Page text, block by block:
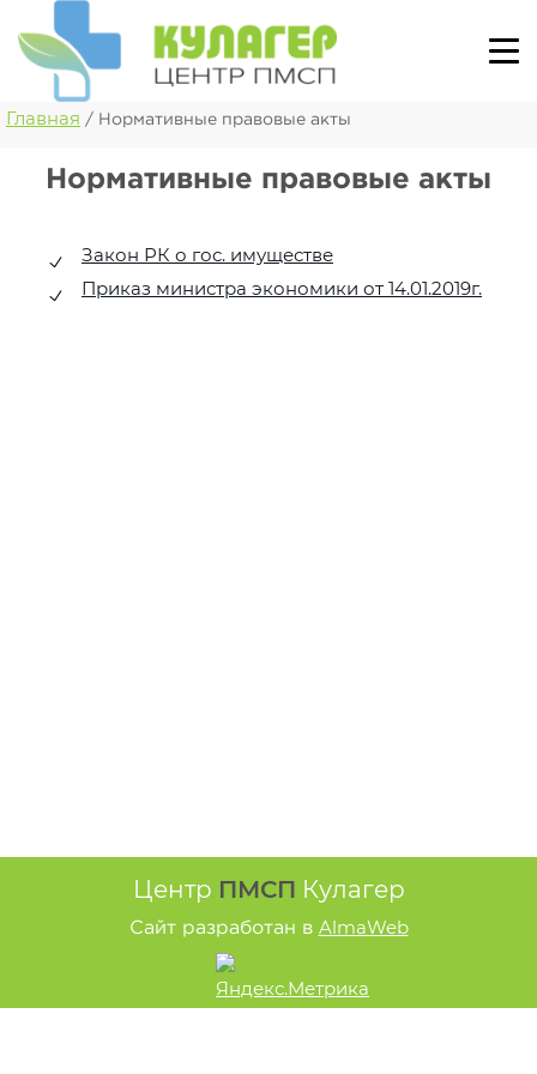
Главная / Нормативные правовые акты
Нормативные правовые акты
Закон РК о гос. имуществе
Приказ министра экономики от 14.01.2019г.
Центр ПМСП Кулагер
Сайт разработан в AlmaWeb